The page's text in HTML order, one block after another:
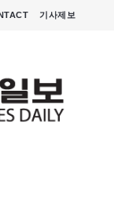
기사제보